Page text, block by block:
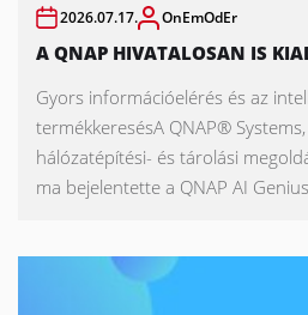
2026.07.17. OnEmOdEr
A QNAP HIVATALOSAN IS
Gyors információelérés és az
termékkeresésA QNAP®
hálózatépítési- és tárolási
ma bejelentette a QNAP AI